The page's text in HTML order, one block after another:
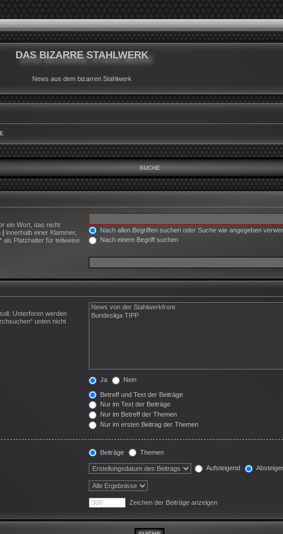
DAS BIZARRE STAHLWERK
News aus dem bizarren Stahlwerk
SUCHE
ein Wort, das nicht
| innerhalb einer Klammer,
als Platzhalter für teilweise
Nach allen Begriffen suchen oder Suche wie angegeben
Nach einem Begriff suchen
Unterforen werden
unten nicht
Ja Nein
Betreff und Text der Beiträge
Nur im Text der Beiträge
Nur im Betreff der Themen
Nur im ersten Beitrag der Themen
Beiträge Themen
Aufsteigend
Zeichen der Beiträge anzeigen